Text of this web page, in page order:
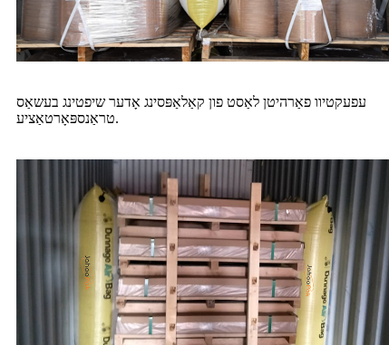
עפעקטיוו פאַרהיטן לאַסט פון קאַלאַפּסינג אָדער שיפטינג בעשאַס
טראַנספּאָרטאַציע.